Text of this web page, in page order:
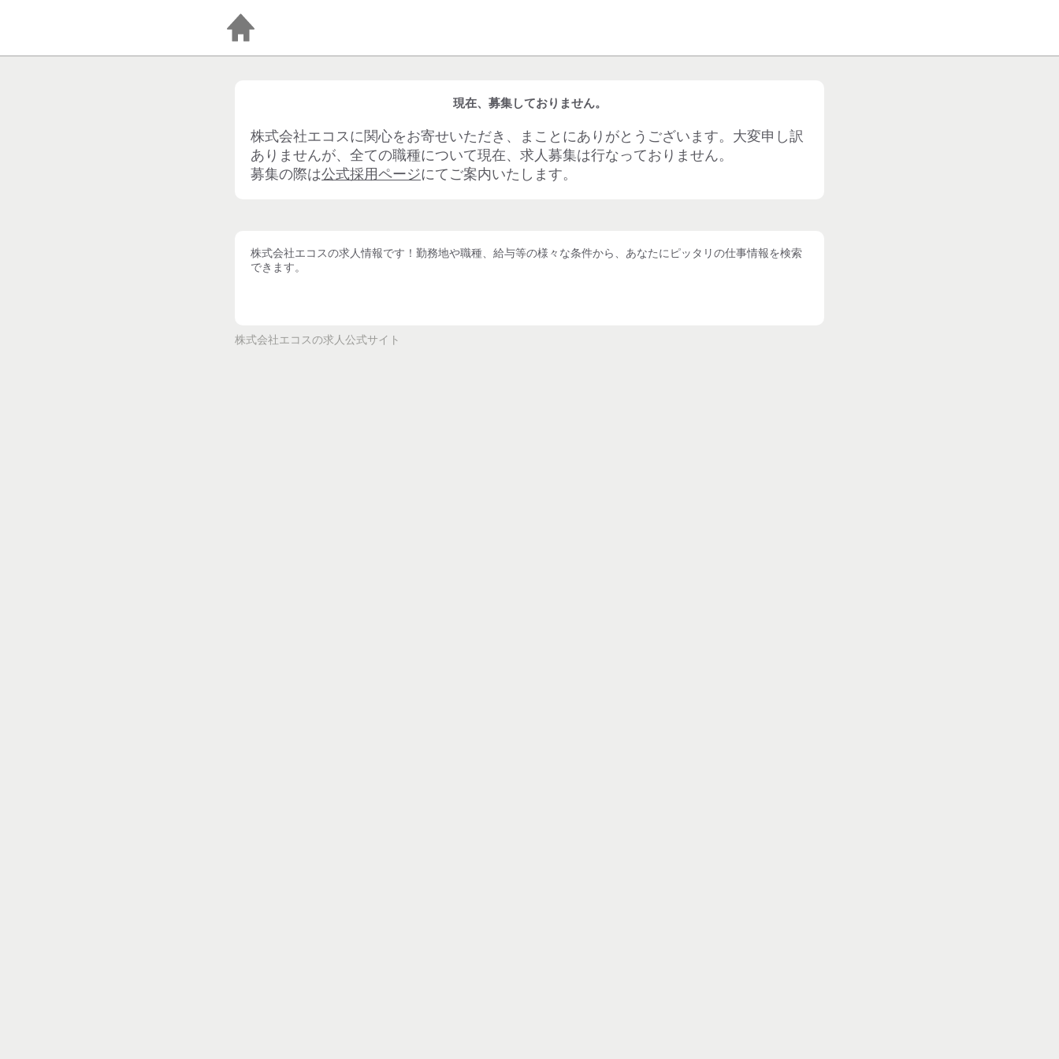
現在、募集しておりません。
株式会社エコスに関心をお寄せいただき、まことにありがとうございます。大変申し訳
ありませんが、全ての職種について現在、求人募集は行なっておりません。
募集の際は公式採用ページにてご案内いたします。
株式会社エコスの求人情報です！勤務地や職種、給与等の様々な条件から、あなたにピッタリの仕事情報を検索
できます。
株式会社エコスの求人公式サイト